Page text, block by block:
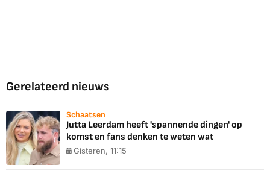
Gerelateerd nieuws
Schaatsen
Jutta Leerdam heeft 'spannende dingen' op
komst en fans denken te weten wat
Gisteren, 11:15